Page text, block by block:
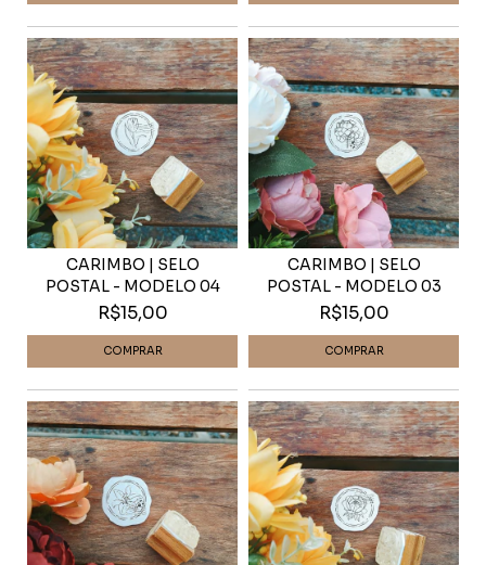
CARIMBO | SELO
POSTAL - MODELO 04
R$15,00
CARIMBO | SELO
POSTAL - MODELO 03
R$15,00